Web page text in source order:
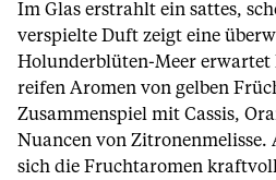
Im Glas erstrahlt ein sattes,
verspielte Duft zeigt eine
Holunderblüten-Meer
reifen Aromen von gelben
Zusammenspiel mit Cassis,
Nuancen von Zitronenmelisse.
sich die Fruchtaromen